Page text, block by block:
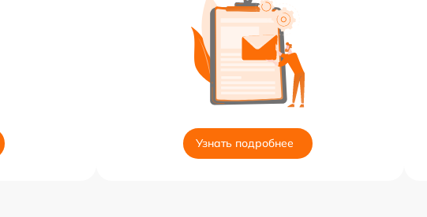
Узнать подробнее